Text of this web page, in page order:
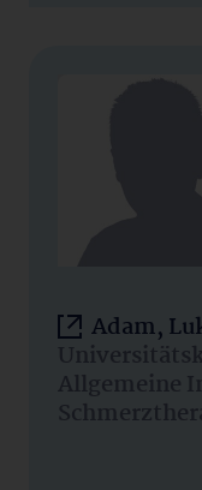
Adam,
Allgemeine